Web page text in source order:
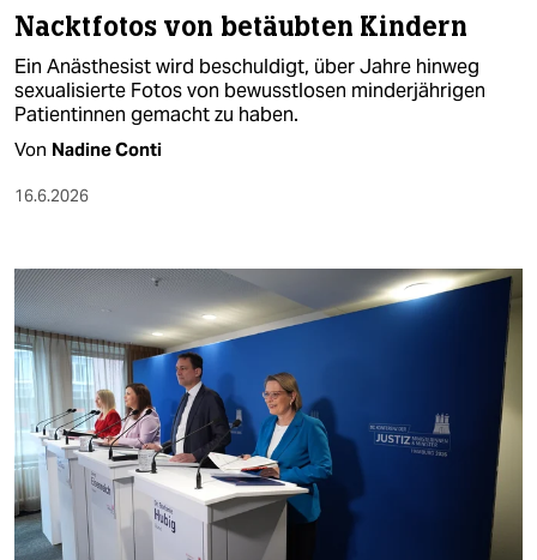
Nacktfotos von betäubten Kindern
Ein Anästhesist wird beschuldigt, über Jahre hinweg
sexualisierte Fotos von bewusstlosen minderjährigen
Patientinnen gemacht zu haben.
Von Nadine Conti
16.6.2026